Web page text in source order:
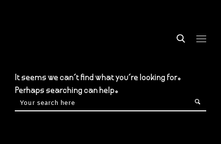
It seems we can’t find what you’re looking for.
Perhaps searching can help.